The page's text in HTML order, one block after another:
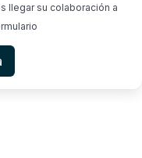
llegar su colaboración a